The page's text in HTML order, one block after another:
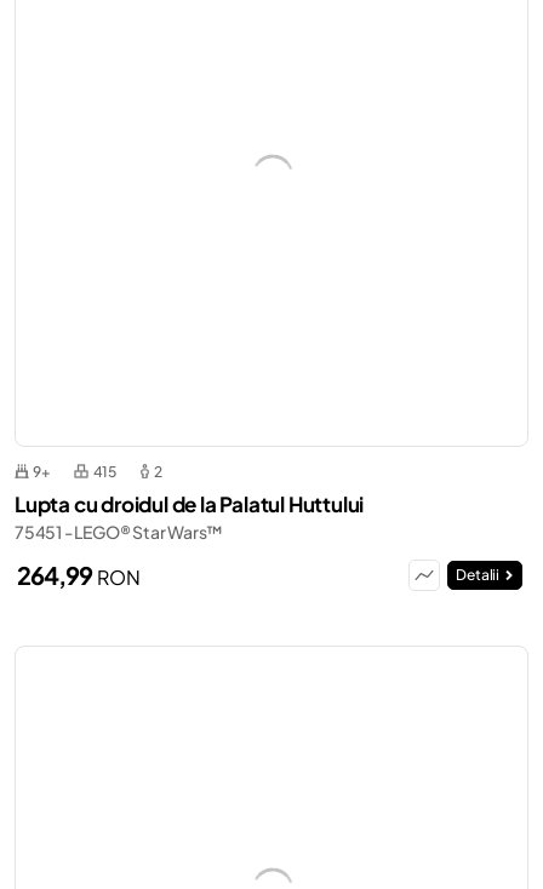
9+ 415 2
Lupta cu droidul de la Palatul Huttului
75451 - LEGO® Star Wars™
264,99RON Detalii